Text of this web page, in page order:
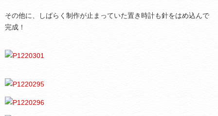
その他に、しばらく制作が止まっていた置き時計も針をはめ込んで
完成！